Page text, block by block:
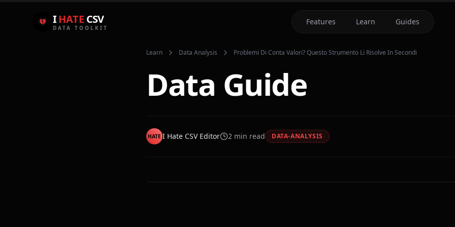
IHATE CSV
DATA TOOLKIT
Features Learn Guides
Learn Data Analysis Problemi Di Conta Valori? Questo Strumento Li Risolve In Secondi
Data Guide
HATE I Hate CSV Editor 2 min read DATA-ANALYSIS